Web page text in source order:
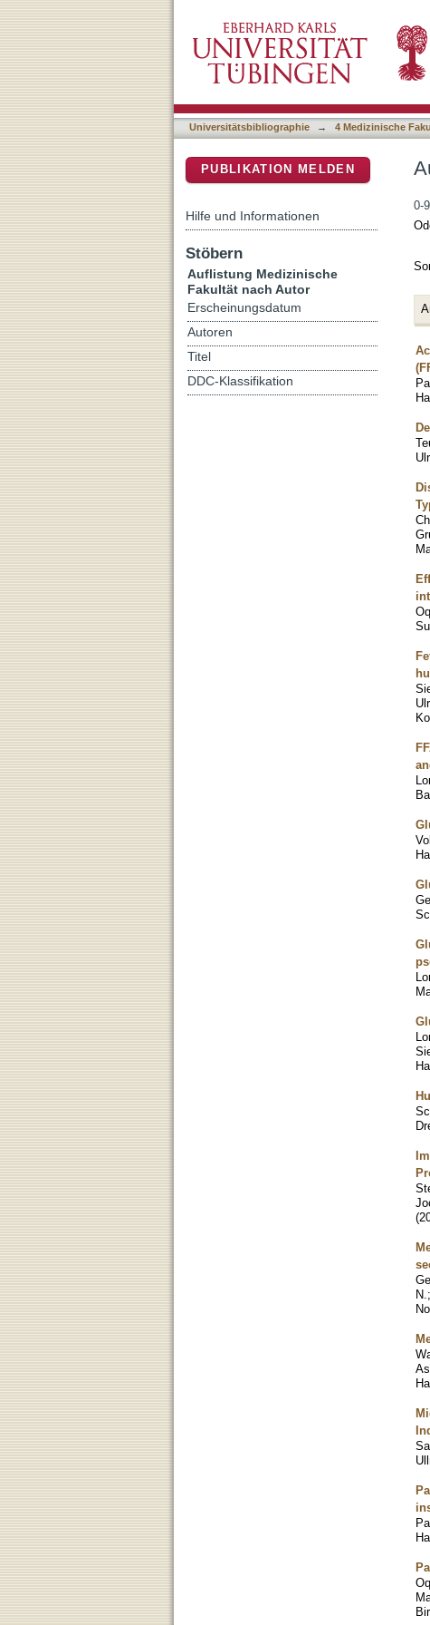
Universitätsbibliographie → 4 Medizinische
0-9
(
N. ;
PUBLIKATION MELDEN
Hilfe und Informationen
Stöbern
Auflistung Medizinische
Fakultät nach Autor
Erscheinungsdatum
Autoren
Titel
DDC-Klassifikation